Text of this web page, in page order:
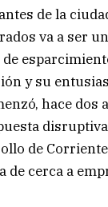
de la
va a ser
y su
hace dos
de
de cerca a